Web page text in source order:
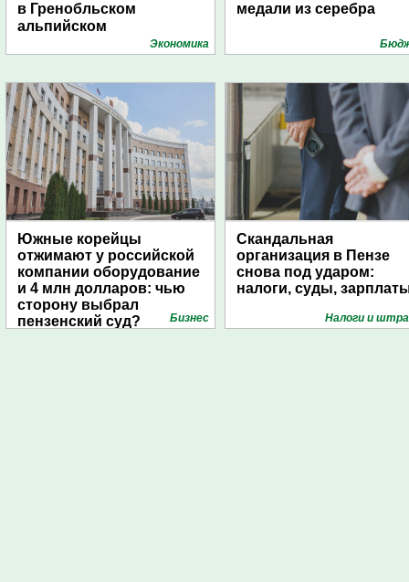
в Гренобльском
альпийском
Экономика
медали из серебра
Южные корейцы
отжимают у российской
компании оборудование
и 4 млн долларов: чью
сторону выбрал
пензенский суд?
Бизнес
Скандальная
организация в Пензе
снова под ударом:
налоги, суды,
Налоги и